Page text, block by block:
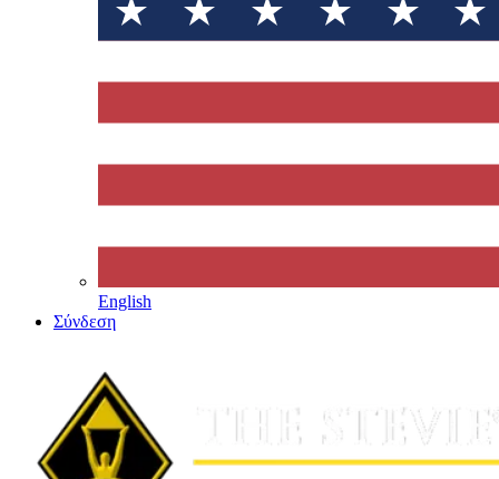
English
Σύνδεση